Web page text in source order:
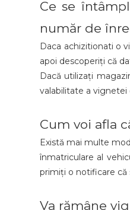
Ce se
număr de
Daca achizitionati o
apoi descoperiți că
Dacă utilizați
valabilitate a
Cum voi afla
Există mai multe
înmatriculare al
primiți o notificare că
Va rămâne